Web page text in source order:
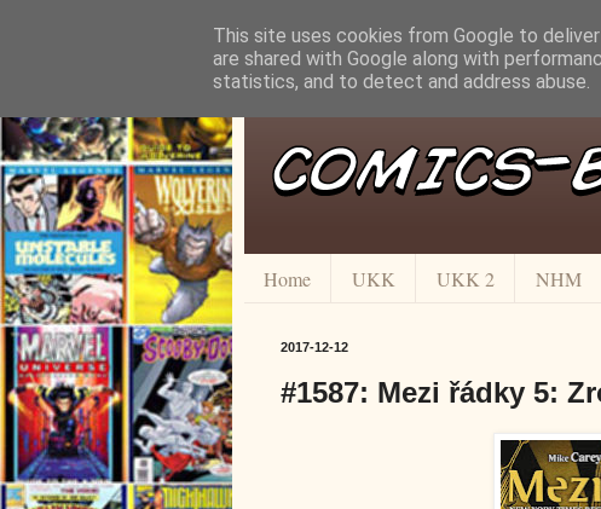
Home UKK UKK 2 NHM
2017-12-12
#1587: Mezi řádky 5:
This site uses cookies from Google to
are shared with Google along with
statistics, and to detect and address abuse.